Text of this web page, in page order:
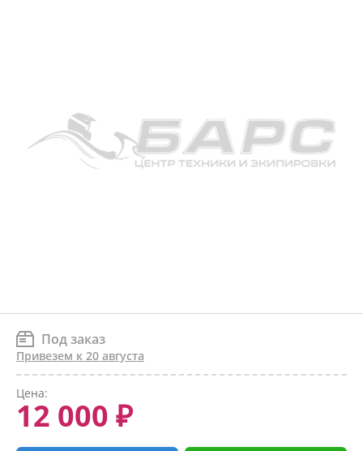
Под заказ
Привезем к 20 августа
Цена:
12 000 ₽